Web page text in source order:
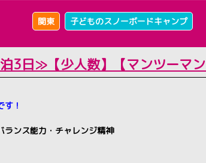
関東 子どものスノーボードキャンプ
3日≫【少人数】【マンツーマ
！
ランス能力・チャレンジ精神